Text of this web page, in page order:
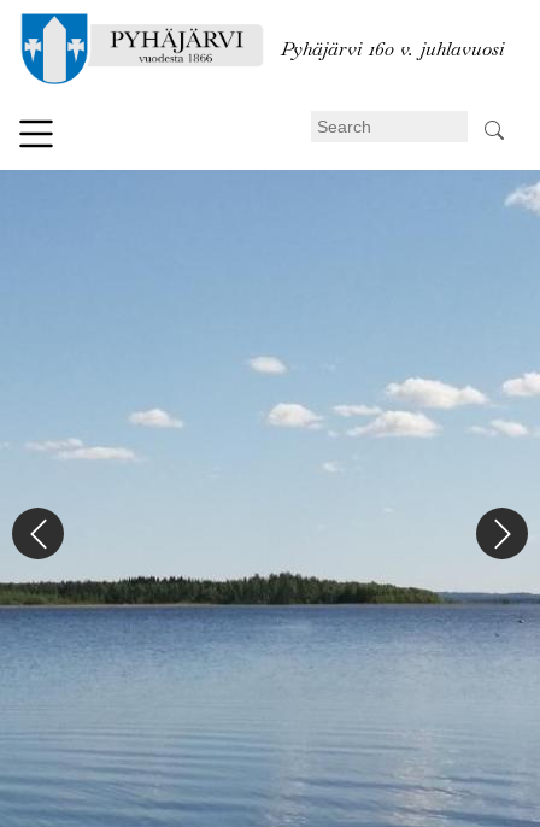
toPyhäjärvi 160 v. juhlavuosi
Search